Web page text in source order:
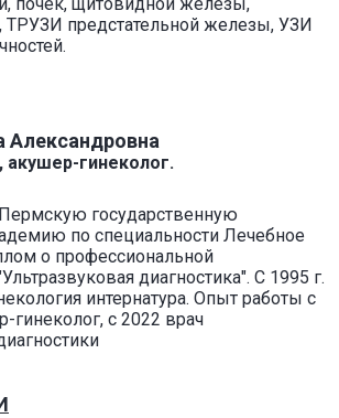
предстательной железы, УЗИ
Александровна
акушер-гинеколог.
государственную
по специальности Лечебное
о профессиональной
диагностика". С 1995 г.
интернатура. Опыт работы с
гинеколог, с 2022 врач